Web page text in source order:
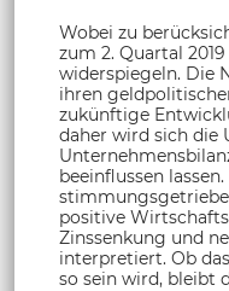
Wobei zu
zum 2. Quartal
widerspiegeln. Die
ihren
zukünftige
daher wird sich die
beeinflussen
positive
Zinssenkung und
interpretiert. Ob
so sein wird, bleibt